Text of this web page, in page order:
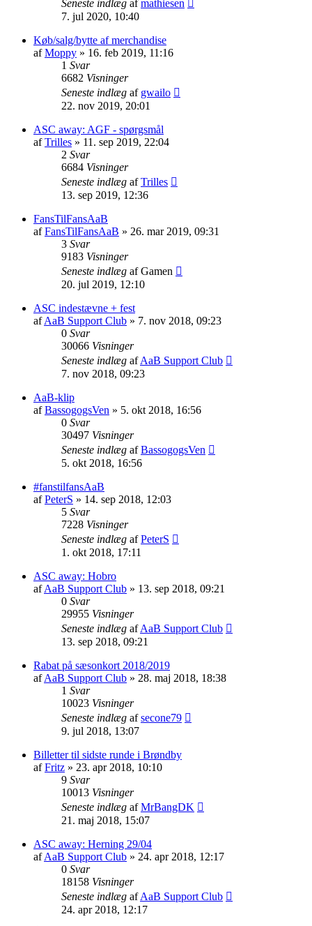
Seneste indlæg afmathiesen
7. jul 2020, 10:40
Køb/salg/bytte af merchandise
afMoppy » 16. feb 2019, 11:16
1 Svar
6682 Visninger
Seneste indlæg af gwailo
22. nov 2019, 20:01
ASC away: AGF - spørgsmål
afTrilles » 11. sep 2019, 22:04
2 Svar
6684 Visninger
Seneste indlæg afTrilles
13. sep 2019, 12:36
FansTilFansAaB
afFansTilFansAaB » 26. mar 2019, 09:31
3 Svar
9183 Visninger
Seneste indlæg afGamen
20. jul 2019, 12:10
ASC indestævne + fest
afAaB Support Club » 7. nov 2018, 09:23
0 Svar
30066 Visninger
Seneste indlæg afAaB Support Club
7. nov 2018, 09:23
AaB-klip
afBassogogsVen » 5. okt 2018, 16:56
0 Svar
30497 Visninger
Seneste indlæg afBassogogsVen
5. okt 2018, 16:56
#fanstilfansAaB
afPeterS » 14. sep 2018, 12:03
5 Svar
7228 Visninger
Seneste indlæg afPeterS
1. okt 2018, 17:11
ASC away: Hobro
afAaB Support Club » 13. sep 2018, 09:21
0 Svar
29955 Visninger
Seneste indlæg afAaB Support Club
13. sep 2018, 09:21
Rabat på sæsonkort 2018/2019
afAaB Support Club » 28. maj 2018, 18:38
1 Svar
10023 Visninger
Seneste indlæg afsecone79
9. jul 2018, 13:07
Billetter til sidste runde i Brøndby
afFritz » 23. apr 2018, 10:10
9 Svar
10013 Visninger
Seneste indlæg afMrBangDK
21. maj 2018, 15:07
ASC away: Herning 29/04
afAaB Support Club » 24. apr 2018, 12:17
0 Svar
18158 Visninger
Seneste indlæg afAaB Support Club
24. apr 2018, 12:17